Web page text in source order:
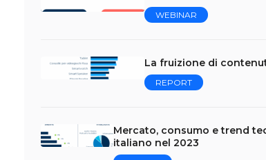
WEBINAR
La fruizione di
REPORT
Mercato, consumo e trend
italiano nel 2023